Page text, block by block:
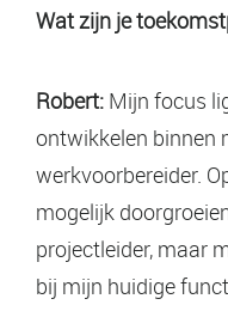
Wat zijn je
Robert: Mijn focus
ontwikkelen binnen
werkvoorbereider.
mogelijk
projectleider, maar
bij mijn huidige